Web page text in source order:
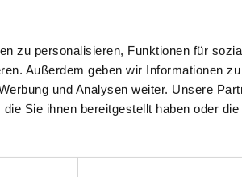
zu personalisieren, Funktionen für
Außerdem geben wir Informationen
und Analysen weiter. Unsere
Sie ihnen bereitgestellt haben oder
0,3